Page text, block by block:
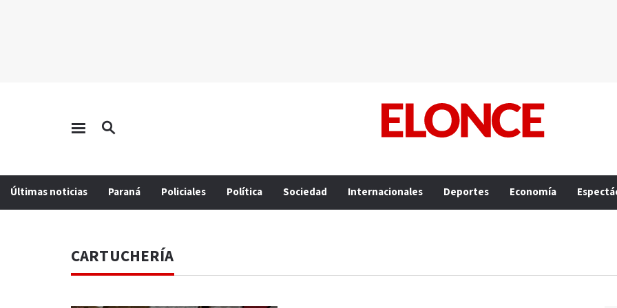
Últimas noticias Paraná Policiales Política Sociedad Internacionales Deportes Economía
CARTUCHERÍA